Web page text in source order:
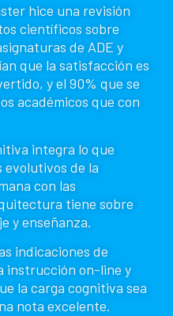
hice una revisión
científicos sobre
de ADE y
que la satisfacción es
y el 90% que se
académicos que con
integra lo que
evolutivos de la
con las
tiene sobre
y enseñanza.
indicaciones de
instrucción on-line y
la carga cognitiva sea
nota excelente.